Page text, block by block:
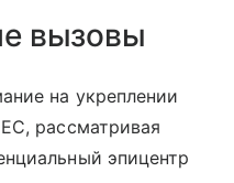
вызовы
на укреплении
рассматривая
эпицентр